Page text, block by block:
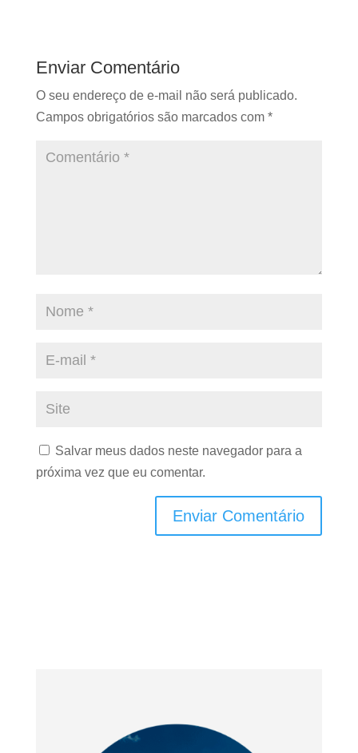
Enviar Comentário
O seu endereço de e-mail não será publicado.
Campos obrigatórios são marcados com *
Salvar meus dados neste navegador para a
próxima vez que eu comentar.